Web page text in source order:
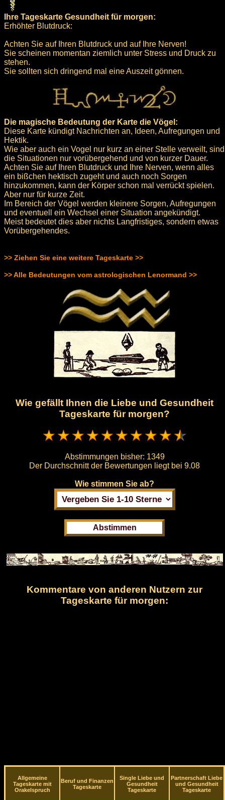
Ihre Tageskarte Gesundheit für morgen:
Erhöhter Blutdruck:
Achten Sie auf Ihren Blutdruck und auf Ihre Nerven!
Sie scheinen momentan ziemlich unter Stress und Druck zu
stehen.
Sie sollten sich dringend mal eine Auszeit gönnen.
Die magische Bedeutung der Karte die Vögel:
Diese Karte kündigt Nachrichten an, Ideen, Aufregungen und
Hektik.
Wie aber auch ein Vogel nur kurz an einer Stelle verweilt, sind
die Situationen nur vorübergehend und von kurzer Dauer.
Achten Sie auf Ihren Blutdruck und Ihre Nerven, wenn alles
ein bißchen hektisch zugeht und auch noch Sorgen
hinzukommen, kann der Körper schon mal verrückt spielen.
Aber nur für kurze Zeit.
Im Bereich der Vögel werden kleinere Sorgen, Aufregungen
und eventuell ein Wechsel einer Situation angekündigt.
Meist bedeutet dies aber nichts Langfristiges, sondern etwas
Vorübergehendes.
>> Ziehen Sie eine weitere Tageskarte >>
>> Alle Bedeutungen vom astrologischen Lenormand >>
Wie gefällt Ihnen die Liebe und Gesundheit
Tageskarte für morgen?
Abstimmungen bisher: 1349
Der Durchschnitt der Bewertungen liegt bei 9.08
Wie stimmen Sie ab?
Kommentare von anderen Nutzern zur
Tageskarte für morgen:
Allgemeine
Tageskarte mit
Orakelspruch
Beruf und Finanzen
Tageskarte
Single Liebe und
Gesundheit
Tageskarte
Partnerschaft Liebe
und Gesundheit
Tageskarte